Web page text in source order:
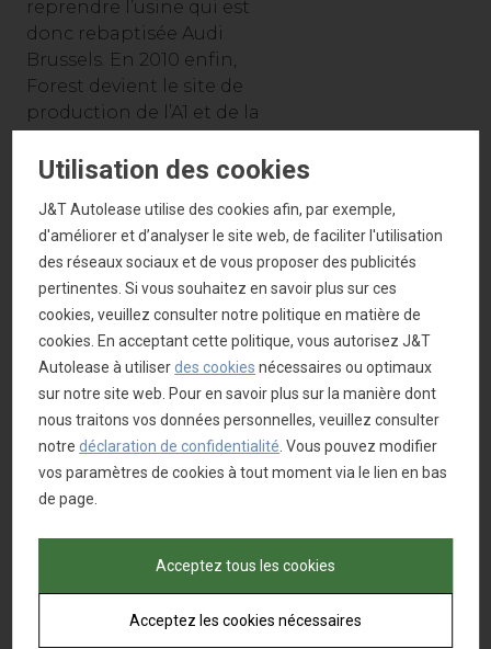
reprendre l’usine qui est
donc rebaptisée Audi
Brussels. En 2010 enfin,
Forest devient le site de
production de l’A1 et de la
de la production de l’A1
vers la Catalogne, la
marque aux quatre
anneaux installe en 2018
la production de l’e-tron à
Forest. Ce gros SUV 100 %
électrique fera l’objet d’un
facelift en 2023 avant une
fin de production prévue
en 2026.
Sur la base de sources
proches du constructeur,
le magazine allemand
annonce que le modèle
Utilisation des cookies
J&T Autolease utilise des cookies afin, par exemple,
d'améliorer et d’analyser le site web, de faciliter l'utilisation
des réseaux sociaux et de vous proposer des publicités
pertinentes. Si vous souhaitez en savoir plus sur ces
cookies, veuillez consulter notre politique en matière de
cookies. En acceptant cette politique, vous autorisez J&T
Autolease à utiliserdes cookies nécessaires ou optimaux
sur notre site web. Pour en savoir plus sur la manière dont
nous traitons vos données personnelles, veuillez consulter
notredéclaration de confidentialité . Vous pouvez modifier
vos paramètres de cookies à tout moment via le lien en bas
de page.
Acceptez tous les cookies
Acceptez les cookies nécessaires